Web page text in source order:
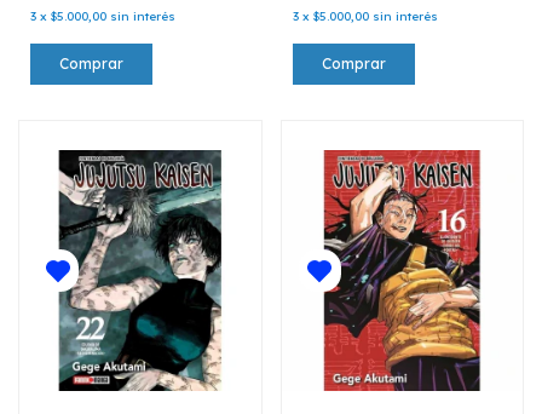
3 x $5.000,00 sin interés 3 x $5.000,00 sin interés